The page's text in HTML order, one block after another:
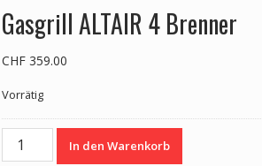
Gasgrill ALTAIR 4 Brenner
CHF359.00
Vorrätig
Gasgrill
In den Warenkorb